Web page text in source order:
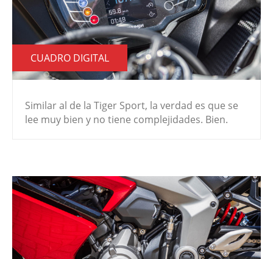
CUADRO DIGITAL
Similar al de la Tiger Sport, la verdad es que se
lee muy bien y no tiene complejidades. Bien.